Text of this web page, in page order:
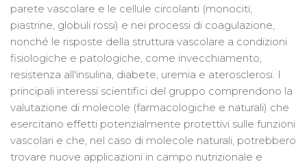
parete vascolare e le cellule circolanti (monociti,
piastrine, globuli rossi) e nei processi di coagulazione,
nonché le risposte della struttura vascolare a condizioni
fisiologiche e patologiche, come invecchiamento,
resistenza all'insulina, diabete, uremia e aterosclerosi. I
principali interessi scientifici del gruppo comprendono la
valutazione di molecole (farmacologiche e naturali) che
esercitano effetti potenzialmente protettivi sulle funzioni
vascolari e che, nel caso di molecole naturali, potrebbero
trovare nuove applicazioni in campo nutrizionale e